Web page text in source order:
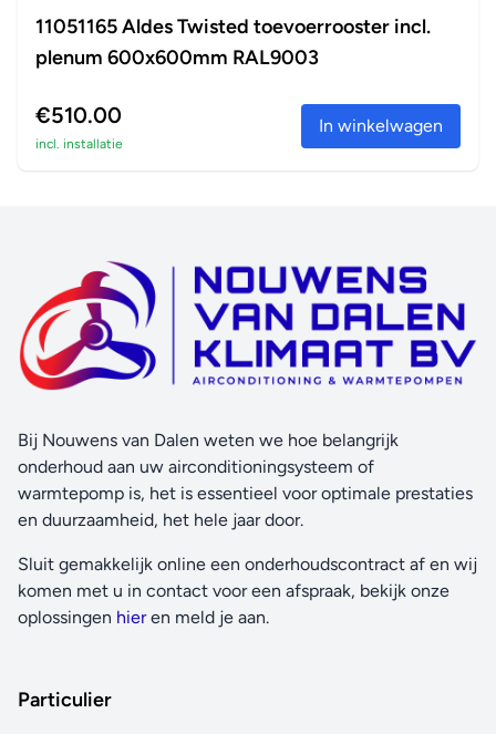
11051165 Aldes Twisted toevoerrooster incl.
plenum 600x600mm RAL9003
€510.00
incl. installatie
In winkelwagen
Bij Nouwens van Dalen weten we hoe belangrijk
onderhoud aan uw airconditioningsysteem of
warmtepomp is, het is essentieel voor optimale prestaties
en duurzaamheid, het hele jaar door.
Sluit gemakkelijk online een onderhoudscontract af en wij
komen met u in contact voor een afspraak, bekijk onze
oplossingen hieren meld je aan.
Particulier